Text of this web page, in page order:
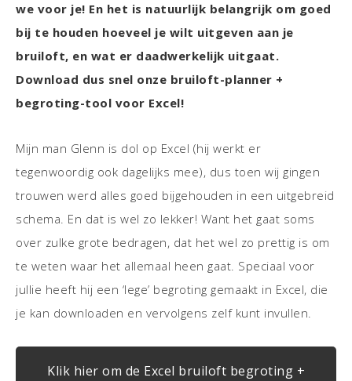
we voor je! En het is natuurlijk belangrijk om goed
bij te houden hoeveel je wilt uitgeven aan je
bruiloft, en wat er daadwerkelijk uitgaat.
Download dus snel onze bruiloft-planner +
begroting-tool voor Excel!
Mijn man Glenn is dol op Excel (hij werkt er
tegenwoordig ook dagelijks mee), dus toen wij gingen
trouwen werd alles goed bijgehouden in een uitgebreid
schema. En dat is wel zo lekker! Want het gaat soms
over zulke grote bedragen, dat het wel zo prettig is om
te weten waar het allemaal heen gaat. Speciaal voor
jullie heeft hij een ‘lege’ begroting gemaakt in Excel, die
je kan downloaden en vervolgens zelf kunt invullen.
Klik hier om de Excel bruiloft begroting +